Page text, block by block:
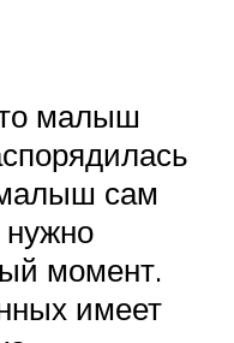
малыш
сам
нужно
момент.
имеет